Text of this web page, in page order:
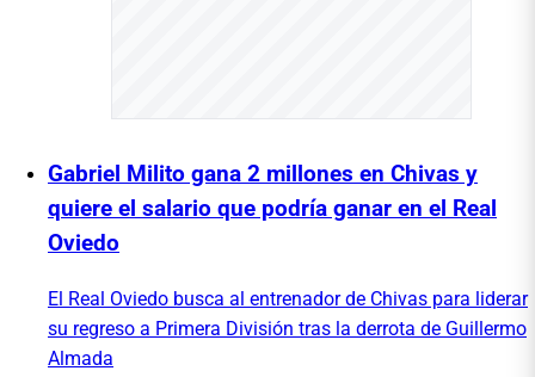
Gabriel Milito gana 2 millones en Chivas y
quiere el salario que podría ganar en el Real
Oviedo
El Real Oviedo busca al entrenador de Chivas para liderar
su regreso a Primera División tras la derrota de Guillermo
Almada